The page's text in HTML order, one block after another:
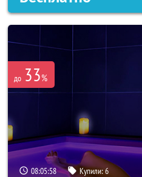
до 33%
08:05:55 Купили:6